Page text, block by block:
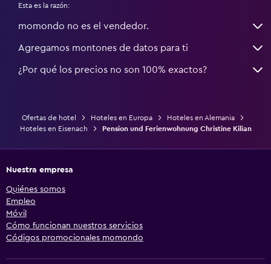
Esta es la razón:
momondo no es el vendedor.
Agregamos montones de datos para ti
¿Por qué los precios no son 100% exactos?
Ofertas de hotel Hoteles en Europa
Hoteles en Alemania
Hoteles en Eisenach
Pension und Ferienwohnung Christine Kilian
Nuestra empresa
Quiénes somos
Empleo
Móvil
Cómo funcionan nuestros servicios
Códigos promocionales momondo